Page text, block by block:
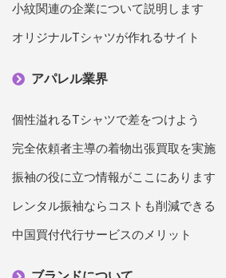
小紋関連の企業について説明します
オリジナルTシャツが作れるサイト
アパレル業界
個性溢れるTシャツで差をつけよう
完全依頼者主導の着物出張買取を実施
振袖の役に立つ情報がここにあります
レンタル振袖ならコストも削減できる
中国買付代行サービスのメリット